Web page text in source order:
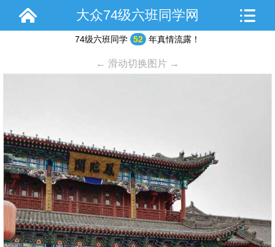
大众74级六班同学网
74级六班同学 52 年真情流露！
← 滑动切换图片 →